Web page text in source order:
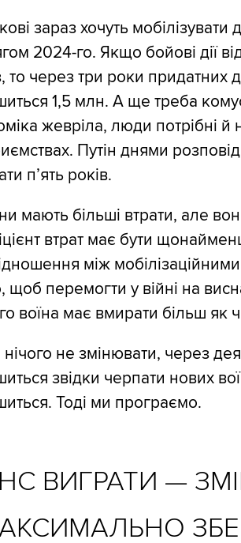
зараз хочуть
2024-го. Якщо бойові дії
то через три роки придатних
1,5 млн. А ще треба
жевріла, люди потрібні й
Путін днями
пʼять років.
мають більші втрати, але
втрат має бути
між
щоб перемогти у війні на
воїна має вмирати більш як
не змінювати, через
звідки черпати нових
Тоді ми програємо.
ВИГРАТИ —